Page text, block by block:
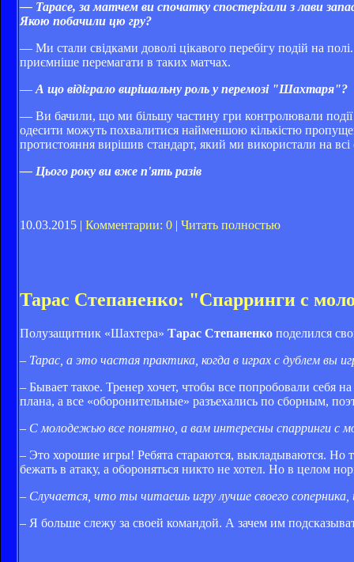
— Тарасе, за матчем ви спочатку спостерігали з лави
Якою побачили цю гру?
— Ми стали свідками доволі цікавого перебігу подій на
приємніше перемагати в таких матчах.
— А що відіграло вирішальну роль у перемозі "Шахтаря"?
— Ви бачили, що ми більшу частину гри контролювали
одесити можуть похвалитися найменшою кількістю
протистояння вирішив стандарт, який ми використали на всі
— Цього року ви вже п'ять разів
10.03.2015 | Комментарии: 0 | Читать полностью
Тарас Степаненко: "Спарринги с
Полузащитник «Шахтера» Тарас Степаненко поделился
– Тарас, а это частая практика, когда в играх с дублем вы
– Бывает такое. Тренер хочет, чтобы все попробовали себя
плана, а все «оборонительные» разъехались по сборным,
– С молодежью все понятно, а вам интересны спарринги с
– Это хорошие игры! Ребята стараются, выкладываются. Но
бежать в атаку, а обороняться никто не хотел. Но в целом
– Случается, что ты читаешь игру лучше своего
– Я больше слежу за своей командой. А зачем им